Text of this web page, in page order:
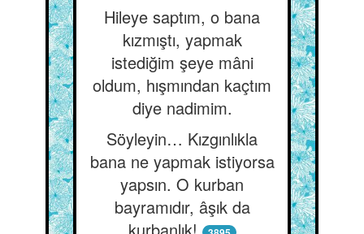
Hileye saptım, o bana
kızmıştı, yapmak
istediğim şeye mâni
oldum, hışmından kaçtım
diye nadimim.
Söyleyin… Kızgınlıkla
bana ne yapmak istiyorsa
yapsın. O kurban
bayramıdır, âşık da